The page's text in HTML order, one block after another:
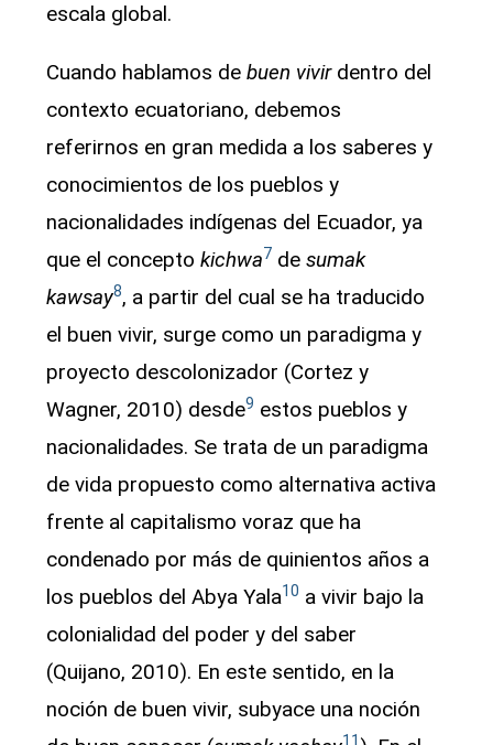
escala global.
Cuando hablamos de buen vivirdentro del
contexto ecuatoriano, debemos
referirnos en gran medida a los saberes y
conocimientos de los pueblos y
nacionalidades indígenas del Ecuador, ya
que el concepto kichwa7 de sumak
kawsay8, a partir del cual se ha traducido
el buen vivir, surge como un paradigma y
proyecto descolonizador (Cortez y
Wagner, 2010) desde9 estos pueblos y
nacionalidades. Se trata de un paradigma
de vida propuesto como alternativa activa
frente al capitalismo voraz que ha
condenado por más de quinientos años a
los pueblos del Abya Yala10 a vivir bajo la
colonialidad del poder y del saber
(Quijano, 2010). En este sentido, en la
noción de buen vivir, subyace una noción
11